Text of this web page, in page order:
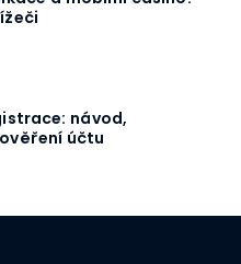
návod,
účtu